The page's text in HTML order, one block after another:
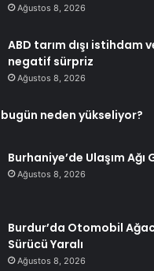
Ağustos 8, 2026
ABD tarım dışı istihdam
negatif sürpriz
Ağustos 8, 2026
neden yükseliyor?
Burhaniye’de Ulaşım
Ağustos 8, 2026
Burdur’da Otomobil
Sürücü Yaralı
Ağustos 8, 2026